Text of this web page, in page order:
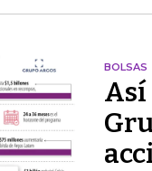
BOLSAS
Así